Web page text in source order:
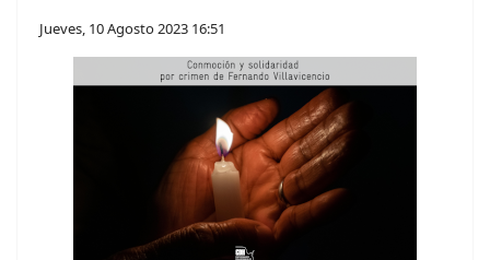
Jueves, 10 Agosto 2023 16:51